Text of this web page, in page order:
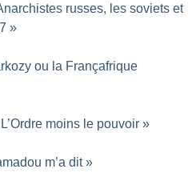
russes, les soviets et
»
ou la Françafrique
L’Ordre moins le pouvoir »
m’a dit »